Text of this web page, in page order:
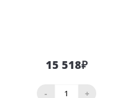
15 518₽
- +